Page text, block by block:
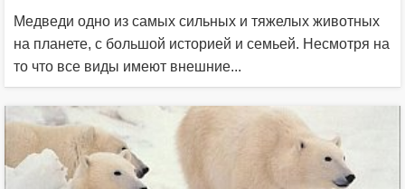
Медведи одно из самых сильных и тяжелых животных
на планете, с большой историей и семьей. Несмотря на
то что все виды имеют внешние...